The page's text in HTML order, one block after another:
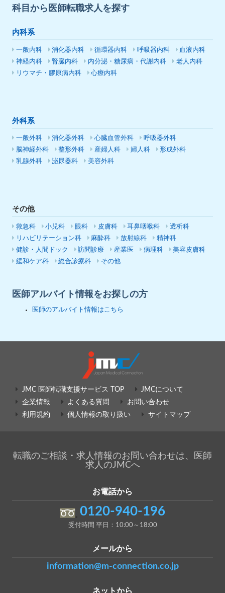
科目から医師転職求人を探す
内科系
一般内科 消化器内科 循環器内科 呼吸器内科
血液内科
神経内科
腎臓内科 内分泌・糖尿病・代謝内科
老人内科
リウマチ・膠原病内科
心療内科
外科系
一般外科 消化器外科 心臓血管外科
呼吸器外科
脳神経外科
整形外科 産婦人科 婦人科
形成外科
乳腺外科
泌尿器科 美容外科
その他
救急科 小児科 眼科 皮膚科 耳鼻咽喉科
透析科
リハビリテーション科
麻酔科 放射線科
精神科
健診・人間ドック
訪問診療 産業医 病理科
美容皮膚科
緩和ケア科
総合診療科 その他
医師アルバイト情報をお探しの方
医師のアルバイト情報はこちら
JMC 医師転職支援サービス TOP
JMCについて
企業情報
よくある質問
お問い合わせ
利用規約
個人情報の取り扱い サイトマップ
転職のご相談・求人情報のお問い合わせは、医師
求人のJMCへ
お電話から
0120-940-196
受付時間 平日：10:00～18:00
メールから
information@m-connection.co.jp
ネットから